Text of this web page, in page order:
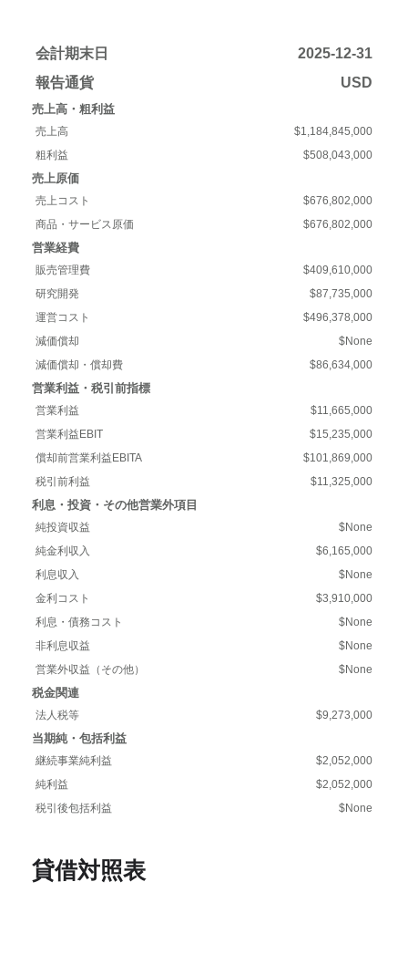
会計期末日
2025-12-31
報告通貨
USD
売上高・粗利益
売上高
$1,184,845,000
粗利益
$508,043,000
売上原価
売上コスト
$676,802,000
商品・サービス原価
$676,802,000
営業経費
販売管理費
$409,610,000
研究開発
$87,735,000
運営コスト
$496,378,000
減価償却
$None
減価償却・償却費
$86,634,000
営業利益・税引前指標
営業利益
$11,665,000
営業利益EBIT
$15,235,000
償却前営業利益EBITA
$101,869,000
税引前利益
$11,325,000
利息・投資・その他営業外項目
純投資収益
$None
純金利収入
$6,165,000
利息収入
$None
金利コスト
$3,910,000
利息・債務コスト
$None
非利息収益
$None
営業外収益（その他）
$None
税金関連
法人税等 $9,273,000
当期純・包括利益
継続事業純利益
$2,052,000
純利益
$2,052,000
税引後包括利益
$None
貸借対照表